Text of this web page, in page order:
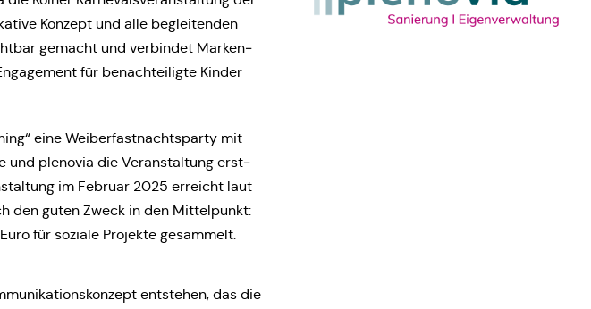
Konzept und alle beglei­ten­den
gemacht und ver­bin­det Mar­ken­
für benach­tei­lig­te Kinder
eine Wei­ber­fast­nachts­par­ty mit
und ple­no­via die Ver­an­stal­tung erst­
im Februar 2025 erreicht laut
den guten Zweck in den Mit­tel­punkt:
für soziale Pro­jek­te gesammelt.
ent­ste­hen, das die